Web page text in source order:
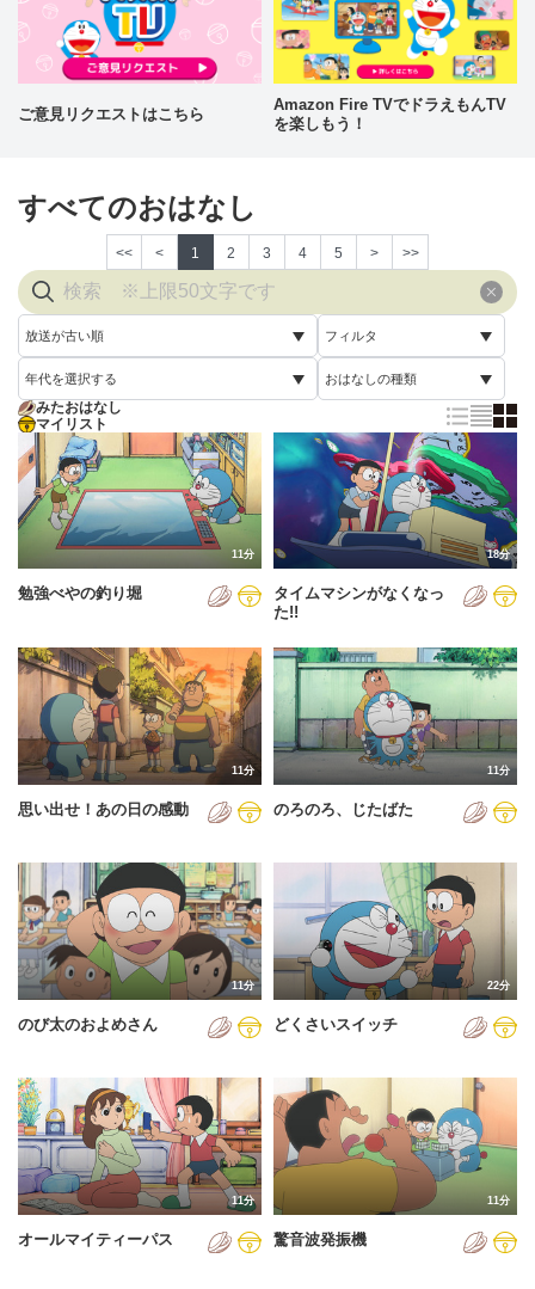
ご意見リクエストはこちら
Amazon Fire TVでドラえもんTV
を楽しもう！
すべてのおはなし
<< < 1 2 3 4 5 > >>
放送が古い順
放送が古い順
放送が新しい順
配信が古い順
配信が新しい順
あいうえお順(降順)
動画が長い順
動画が短い順
フィルタ
すべて
未視聴
年代を選択する
すべて
2005年
2006年
2007年
2008年
2011年
2012年
2013年
2014年
2015年
2016年
2017年
2019年
2020年
2021年
2022年
おはなしの種類
通常回
誕生日スペシャル
みたおはなし
マイリスト
11分
勉強べやの釣り堀
18分
タイムマシンがなくなっ
た!!
11分
思い出せ！あの日の感動
11分
のろのろ、じたばた
11分
のび太のおよめさん
22分
どくさいスイッチ
11分
オールマイティーパス
11分
驚音波発振機